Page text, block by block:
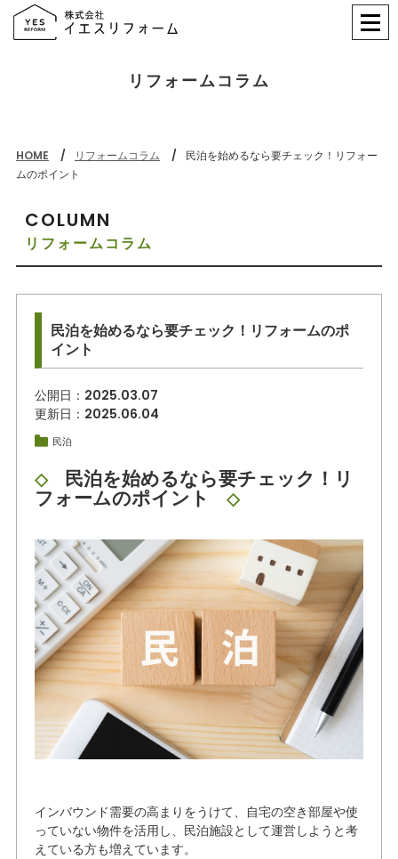
リフォームコラム
HOME リフォームコラム
民泊を始めるなら要チェック！リフォー
ムのポイント
COLUMN
リフォームコラム
民泊を始めるなら要チェック！リフォームのポ
イント
公開日： 2025.03.07
更新日：2025.06.04
民泊
◇ 民泊を始めるなら要チェック！リ
フォームのポイント ◇
インバウンド需要の高まりをうけて、自宅の空き部屋や使
っていない物件を活用し、民泊施設として運営しようと考
えている方も増えています。